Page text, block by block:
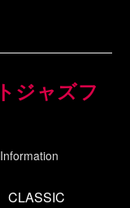
ジャズフ
CLASSIC